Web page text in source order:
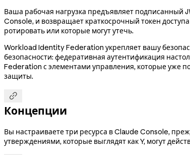
Ваша рабочая нагрузка предъявляет подписанный
Console, и возвращает краткосрочный токен
ротировать или которые могут утечь.
Workload Identity Federation укрепляет вашу
безопасности: федеративная аутентификация
Federation с элементами управления, которые уже
защиты.

Концепции
Вы настраиваете три ресурса в Claude Console,
утверждениями, которые выглядят как Y, могут